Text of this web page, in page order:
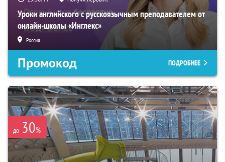
Уроки английского с русскоязычным преподавателем от
онлайн-школы «Инглекс»
Россия
Промокод ПОДРОБНЕЕ
до 30%